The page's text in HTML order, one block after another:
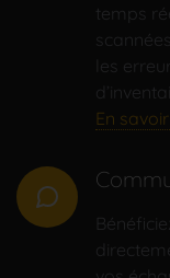
temps
les
En